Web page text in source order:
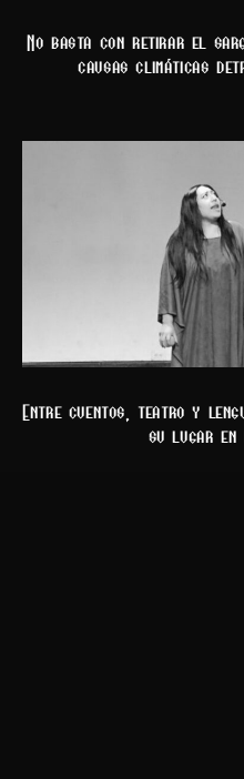
No basta con retirar el
causas climáticas
Entre cuentos, teatro y
su lugar